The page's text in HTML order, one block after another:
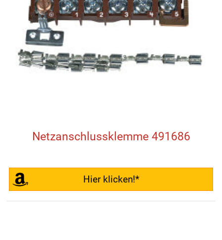
Netzanschlussklemme 491686
Hier klicken!*